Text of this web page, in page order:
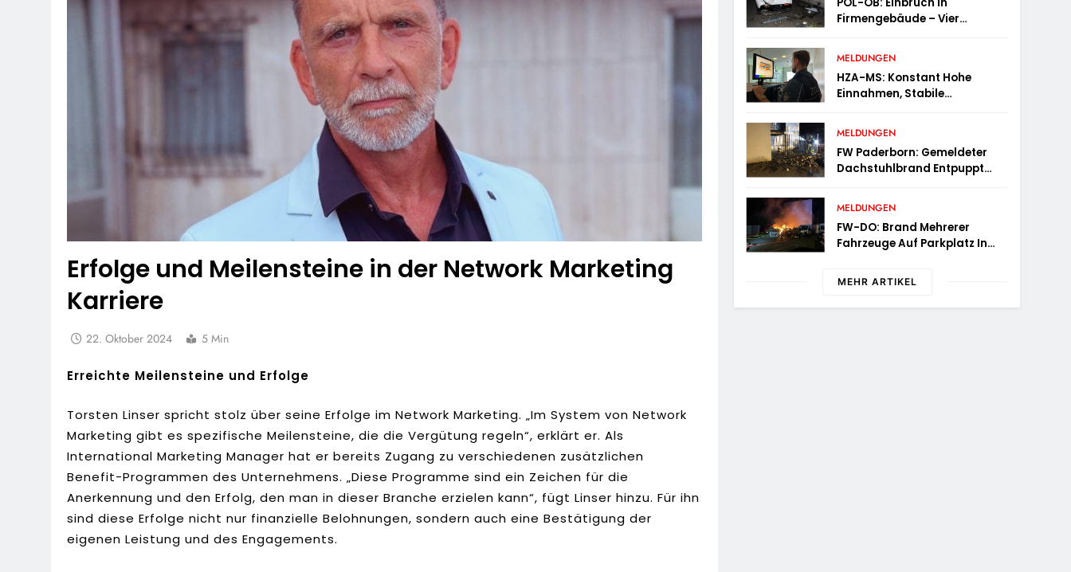
Erfolge und Meilensteine in der Network Marketing
Karriere
22. Oktober 2024 5 Min
Erreichte Meilensteine und Erfolge
Torsten Linser spricht stolz über seine Erfolge im Network Marketing. „Im System von Network
Marketing gibt es spezifische Meilensteine, die die Vergütung regeln“, erklärt er. Als
International Marketing Manager hat er bereits Zugang zu verschiedenen zusätzlichen
Benefit-Programmen des Unternehmens. „Diese Programme sind ein Zeichen für die
Anerkennung und den Erfolg, den man in dieser Branche erzielen kann“, fügt Linser hinzu. Für ihn
sind diese Erfolge nicht nur finanzielle Belohnungen, sondern auch eine Bestätigung der
eigenen Leistung und des Engagements.
Firmengebäude – Vier
Festgenommen
MELDUNGEN
HZA-MS: Konstant Hohe
Einnahmen, Stabile
Arbeit Mit E-Zigaretten /
Hauptzollamt Münster Zieht
Für 2025 Bilanz
MELDUNGEN
FW Paderborn: Gemeldeter
Dachstuhlbrand Entpuppt
Reismann-Gymnasium
MELDUNGEN
FW-DO: Brand Mehrerer
Fahrzeuge Auf Parkplatz In
MEHR ARTIKEL